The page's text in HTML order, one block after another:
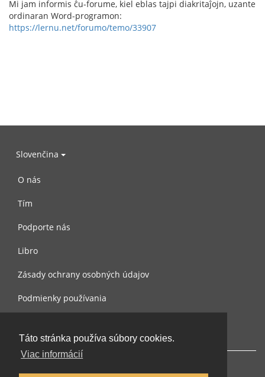
Táto stránka používa súbory cookies.
Viac informácií
Mi jam informis ĉu-forume, kiel eblas tajpi diakritaĵojn, uzante
ordinaran Word-programon:
https://lernu.net/forumo/temo/33907
Slovenčina
O nás
Tím
Podporte nás
Libro
Zásady ochrany osobných údajov
Podmienky používania